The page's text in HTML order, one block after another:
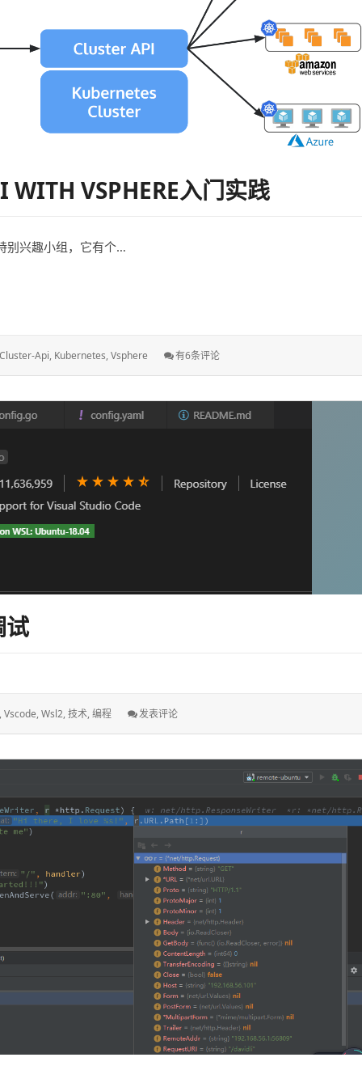
WITH VSPHERE入门实践
别兴趣小组，它有个…
Cluster-Api, Kubernetes,Vsphere
Kubernetes
With
VSphere
践
有6条评论
试
,Vscode,Wsl2,技术,编程 发表评论: 使
2
开
发
试